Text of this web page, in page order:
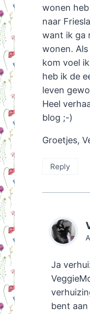
wonen
naar
want ik ga
wonen.
kom voel
heb ik de
leven
Heel
blog ;-)
Groetjes,
Reply
Ja
bent